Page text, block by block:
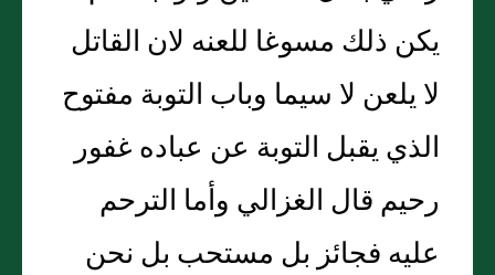
يكن ذلك مسوغا للعنه لان القاتل
لا يلعن لا سيما وباب التوبة مفتوح
الذي يقبل التوبة عن عباده غفور
رحيم قال الغزالي وأما الترحم
عليه فجائز بل مستحب بل نحن